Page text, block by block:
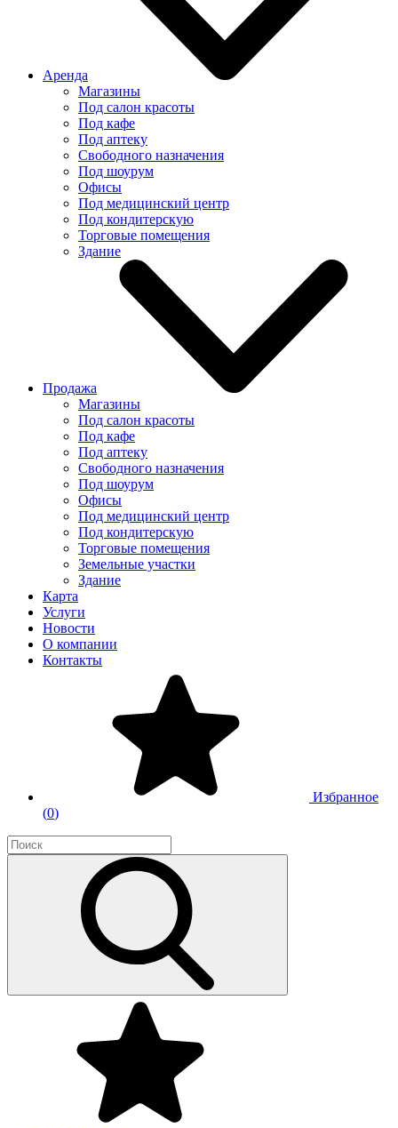
Аренда
Магазины
Под салон красоты
Под кафе
Под аптеку
Свободного назначения
Под шоурум
Офисы
Под медицинский центр
Под кондитерскую
Торговые помещения
Здание
Продажа
Магазины
Под салон красоты
Под кафе
Под аптеку
Свободного назначения
Под шоурум
Офисы
Под медицинский центр
Под кондитерскую
Торговые помещения
Земельные участки
Здание
Карта
Услуги
Новости
О компании
Контакты
Избранное
(0)